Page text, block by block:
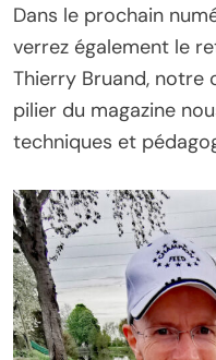
Dans le prochain
verrez également le
Thierry Bruand, notre
pilier du magazine
techniques et